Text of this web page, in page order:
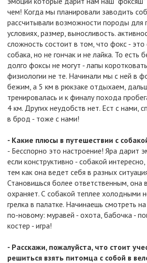
чем! Когда мы планировали заводить
рассчитывали возможности породы для
условиях, размер, выносливость.
сложность состоит в том, что фокс - это
собака, но не гончак и не лайка. То есть
долго фоксы не могут - лапы
физиологии не те. Начинали мы с ней в
бежим, а 5 км в рюкзаке отдыхаем,
тренировалась и к финалу похода
4 км. Других неудобств нет. Ест с нами,
в брод - тоже с нами!
- Какие плюсы в путешествии с
- Бесспорно это настроение! Яра дарит
если конструктивно - собакой
тем как она ведет себя в разных
Становишься более ответственным, она
охраняет. С собакой теплее холодными
грелка в палатке. Начинаешь смотреть
по-новому: муравей - охота, бабочка -
костер - игра!
- Расскажи, пожалуйста, что стоит
решиться взять питомца с собой в